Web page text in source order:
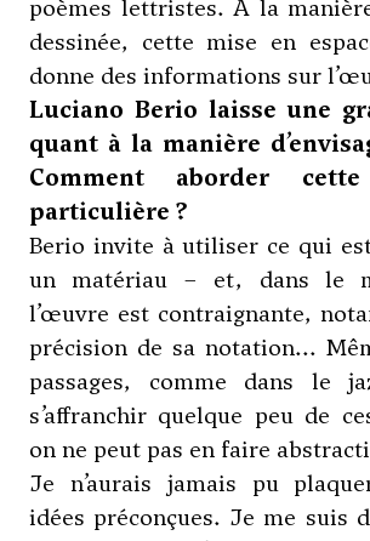
poèmes lettristes. À la
dessinée, cette mise en
donne des informations sur
Luciano Berio laisse une
quant à la manière
Comment aborder
particulière ?
Berio invite à utiliser ce qui
un matériau – et, dans le
l’œuvre est contraignante,
précision de sa notation...
passages, comme dans le
s’affranchir quelque peu de
on ne peut pas en faire
Je n’aurais jamais pu
idées préconçues. Je me suis